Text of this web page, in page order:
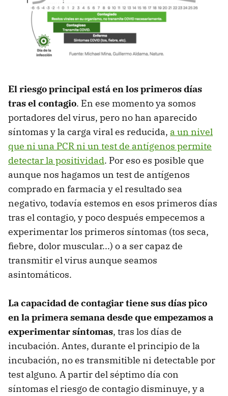
El riesgo principal está en los primeros días
tras el contagio. En ese momento ya somos
portadores del virus, pero no han aparecido
síntomas y la carga viral es reducida, a un nivel
que ni una PCR ni un test de antígenos permite
detectar la positividad. Por eso es posible que
aunque nos hagamos un test de antígenos
comprado en farmacia y el resultado sea
negativo, todavía estemos en esos primeros días
tras el contagio, y poco después empecemos a
experimentar los primeros síntomas (tos seca,
fiebre, dolor muscular...) o a ser capaz de
transmitir el virus aunque seamos
asintomáticos.
La capacidad de contagiar tiene sus días pico
en la primera semana desde que empezamos a
experimentar síntomas, tras los días de
incubación. Antes, durante el principio de la
incubación, no es transmitible ni detectable por
test alguno. A partir del séptimo día con
síntomas el riesgo de contagio disminuye, y a